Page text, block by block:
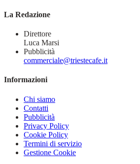
La Redazione
Direttore
Luca Marsi
Pubblicità
commerciale@triestecafe.it
Informazioni
Chi siamo
Contatti
Pubblicità
Privacy Policy
Cookie Policy
Termini di servizio
Gestione Cookie